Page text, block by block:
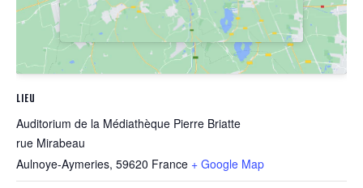
LIEU
Auditorium de la Médiathèque Pierre Briatte
rue Mirabeau
Aulnoye-Aymeries, 59620 France + Google Map